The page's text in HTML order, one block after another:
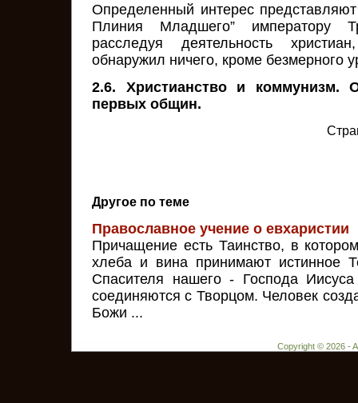
Определенный интерес
Плиния Младшего” императору
расследуя деятельность
обнаружил ничего, кроме безмерного
2.6. Христианство и коммунизм.
первых общин.
Другое по теме
Православное учение о евхаристии
Причащение есть Таинство, в
хлеба и вина принимают истинное
Спасителя нашего - Господа
соединяются с Творцом. Человек
Божи ...
Copyright © 2026 -